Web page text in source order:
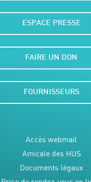
ESPACE PRESSE
FAIRE UN DON
FOURNISSEURS
Accès webmail
Amicale des HUS
Documents légaux